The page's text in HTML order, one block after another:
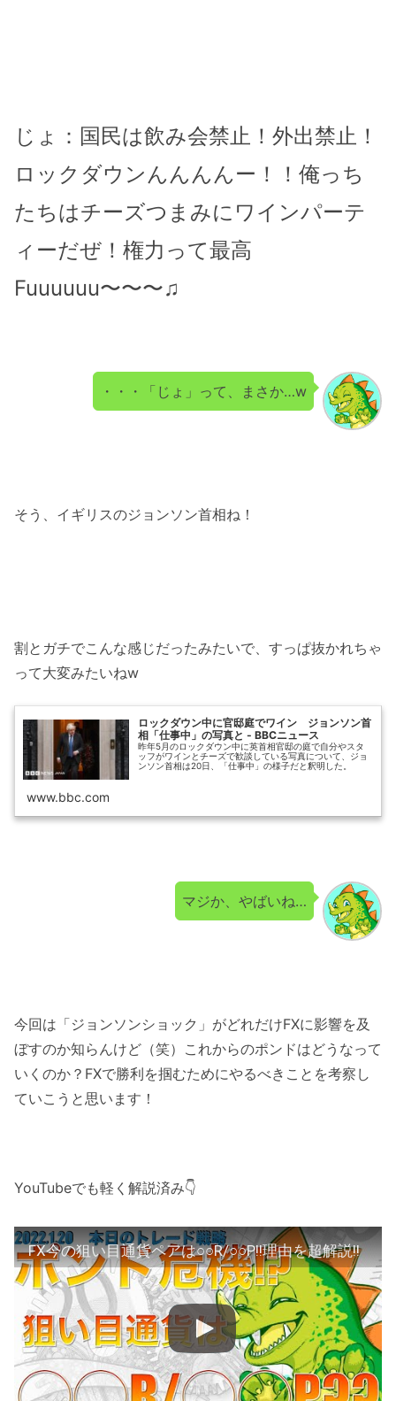
じょ：国民は飲み会禁止！外出禁止！
ロックダウンんんんんー！！俺っち
たちはチーズつまみにワインパーテ
ィーだぜ！権力って最高
Fuuuuuu〜〜〜♫
・・・「じょ」って、まさか…w
そう、イギリスのジョンソン首相ね！
割とガチでこんな感じだったみたいで、すっぱ抜かれちゃ
って大変みたいねw
ロックダウン中に官邸庭でワイン ジョンソン首
相「仕事中」の写真と - BBCニュース
昨年5月のロックダウン中に英首相官邸の庭で自分やスタ
ッフがワインとチーズで歓談している写真について、ジョ
ンソン首相は20日、「仕事中」の様子だと釈明した。
www.bbc.com
マジか、やばいね…
今回は「ジョンソンショック」がどれだけFXに影響を及
ぼすのか知らんけど（笑）これからのポンドはどうなって
いくのか？FXで勝利を掴むためにやるべきことを考察し
ていこうと思います！
YouTubeでも軽く解説済み👇
FX今の狙い目通貨ペアは○○R/○○P!!理由を超解説!!